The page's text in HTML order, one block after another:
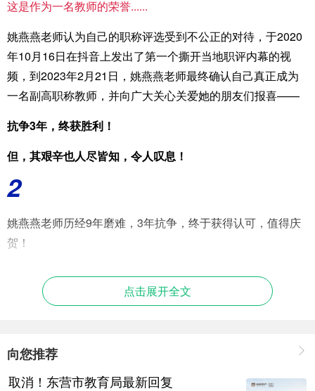
这是作为一名教师的荣誉......
姚燕燕老师认为自己的职称评选受到不公正的对待，于2020
年10月16日在抖音上发出了第一个撕开当地职评内幕的视
频，到2023年2月21日，姚燕燕老师最终确认自己真正成为
一名副高职称教师，并向广大关心关爱她的朋友们报喜——
抗争3年，终获胜利！
但，其艰辛也人尽皆知，令人叹息！
2
姚燕燕老师历经9年磨难，3年抗争，终于获得认可，值得庆
贺！
姚燕燕老师不畏权势，不屈不挠，高举正义之剑，勇于争取
自己的合法权利，甚至把时任教体局长和校长拉下了马，为
姚燕燕老师身处逆境，不妥协，不气馁，不懈怠工作，不抛
弃学生，始终坚信组织，迎难而上，自带阳光，其坚定的信
仰和奋发向上的精神，让人动容！
点击展开全文
向您推荐
取消！东营市教育局最新回复